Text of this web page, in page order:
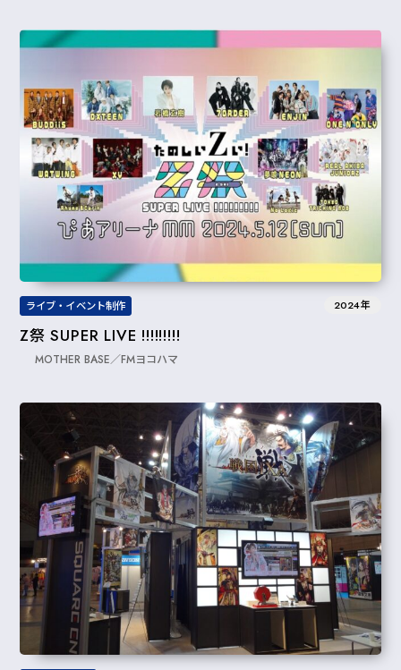
ライブ・イベント制作 2024年
Z祭 SUPER LIVE !!!!!!!!!
MOTHER BASE／FMヨコハマ